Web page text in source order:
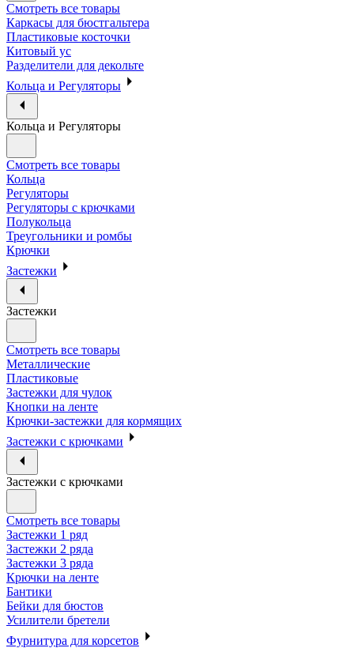
Смотреть все товары
Каркасы для бюстгальтера
Пластиковые косточки
Китовый ус
Разделители для декольте
Кольца и Регуляторы
Кольца и Регуляторы
Смотреть все товары
Кольца
Регуляторы
Регуляторы с крючками
Полукольца
Треугольники и ромбы
Крючки
Застежки
Застежки
Смотреть все товары
Металлические
Пластиковые
Застежки для чулок
Кнопки на ленте
Крючки-застежки для кормящих
Застежки с крючками
Застежки с крючками
Смотреть все товары
Застежки 1 ряд
Застежки 2 ряда
Застежки 3 ряда
Крючки на ленте
Бантики
Бейки для бюстов
Усилители бретели
Фурнитура для корсетов